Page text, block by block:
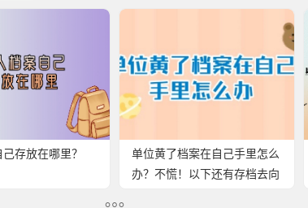
存放在哪里？
单位黄了档案在自己手里怎么
办？不慌！以下还有存档去向